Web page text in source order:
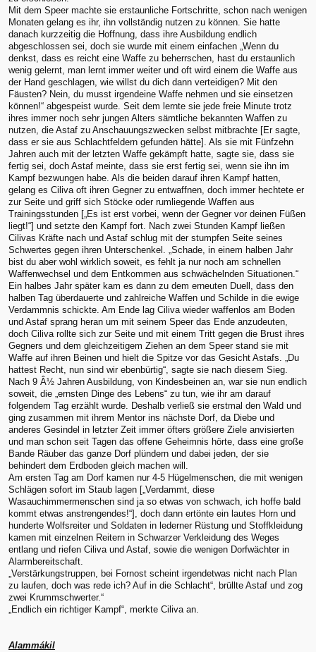
Mit dem Speer machte sie erstaunliche Fortschritte, schon nach wenigen
Monaten gelang es ihr, ihn vollständig nutzen zu können. Sie hatte
danach kurzzeitig die Hoffnung, dass ihre Ausbildung endlich
abgeschlossen sei, doch sie wurde mit einem einfachen „Wenn du
denkst, dass es reicht eine Waffe zu beherrschen, hast du erstaunlich
wenig gelernt, man lernt immer weiter und oft wird einem die Waffe aus
der Hand geschlagen, wie willst du dich dann verteidigen? Mit den
Fäusten? Nein, du musst irgendeine Waffe nehmen und sie einsetzen
können!“ abgespeist wurde. Seit dem lernte sie jede freie Minute trotz
ihres immer noch sehr jungen Alters sämtliche bekannten Waffen zu
nutzen, die Astaf zu Anschauungszwecken selbst mitbrachte [Er sagte,
dass er sie aus Schlachtfeldern gefunden hätte]. Als sie mit Fünfzehn
Jahren auch mit der letzten Waffe gekämpft hatte, sagte sie, dass sie
fertig sei, doch Astaf meinte, dass sie erst fertig sei, wenn sie ihn im
Kampf bezwungen habe. Als die beiden darauf ihren Kampf hatten,
gelang es Ciliva oft ihren Gegner zu entwaffnen, doch immer hechtete er
zur Seite und griff sich Stöcke oder rumliegende Waffen aus
Trainingsstunden [„Es ist erst vorbei, wenn der Gegner vor deinen Füßen
liegt!“] und setzte den Kampf fort. Nach zwei Stunden Kampf ließen
Cilivas Kräfte nach und Astaf schlug mit der stumpfen Seite seines
Schwertes gegen ihren Unterschenkel. „Schade, in einem halben Jahr
bist du aber wohl wirklich soweit, es fehlt ja nur noch am schnellen
Waffenwechsel und dem Entkommen aus schwächelnden Situationen.“
Ein halbes Jahr später kam es dann zu dem erneuten Duell, dass den
halben Tag überdauerte und zahlreiche Waffen und Schilde in die ewige
Verdammnis schickte. Am Ende lag Ciliva wieder waffenlos am Boden
und Astaf sprang heran um mit seinem Speer das Ende anzudeuten,
doch Ciliva rollte sich zur Seite und mit einem Tritt gegen die Brust ihres
Gegners und dem gleichzeitigem Ziehen an dem Speer stand sie mit
Waffe auf ihren Beinen und hielt die Spitze vor das Gesicht Astafs. „Du
hattest Recht, nun sind wir ebenbürtig“, sagte sie nach diesem Sieg.
Nach 9 Â½ Jahren Ausbildung, von Kindesbeinen an, war sie nun endlich
soweit, die „ernsten Dinge des Lebens“ zu tun, wie ihr am darauf
folgendem Tag erzählt wurde. Deshalb verließ sie erstmal den Wald und
ging zusammen mit ihrem Mentor ins nächste Dorf, da Diebe und
anderes Gesindel in letzter Zeit immer öfters größere Ziele anvisierten
und man schon seit Tagen das offene Geheimnis hörte, dass eine große
Bande Räuber das ganze Dorf plündern und dabei jeden, der sie
behindert dem Erdboden gleich machen will.
Am ersten Tag am Dorf kamen nur 4-5 Hügelmenschen, die mit wenigen
Schlägen sofort im Staub lagen [„Verdammt, diese
Wasauchimmermenschen sind ja so etwas von schwach, ich hoffe bald
kommt etwas anstrengendes!“], doch dann ertönte ein lautes Horn und
hunderte Wolfsreiter und Soldaten in lederner Rüstung und Stoffkleidung
kamen mit einzelnen Reitern in Schwarzer Verkleidung des Weges
entlang und riefen Ciliva und Astaf, sowie die wenigen Dorfwächter in
Alarmbereitschaft.
„Verstärkungstruppen, bei Fornost scheint irgendetwas nicht nach Plan
zu laufen, doch was rede ich? Auf in die Schlacht“, brüllte Astaf und zog
zwei Krummschwerter.“
„Endlich ein richtiger Kampf“, merkte Ciliva an.
Alammákil